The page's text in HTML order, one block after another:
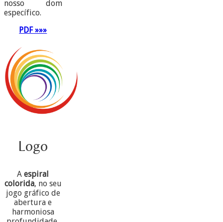
nosso dom
específico.
PDF »»»
Logo
Aespiral
colorida, no seu
jogo gráfico de
abertura e
harmoniosa